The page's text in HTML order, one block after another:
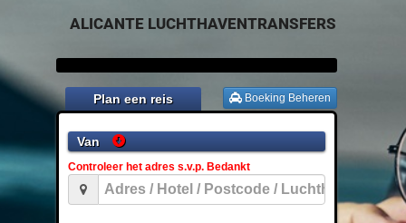
ALICANTE LUCHTHAVENTRANSFERS